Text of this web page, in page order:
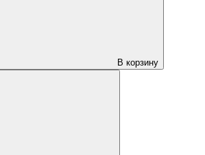
В корзину